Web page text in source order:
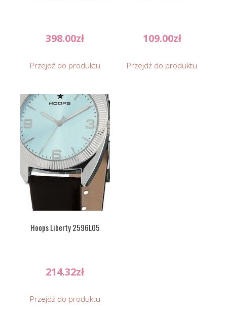
398.00zł
Przejdź do produktu
109.00zł
Przejdź do produktu
Hoops Liberty 2596L05
214.32zł
Przejdź do produktu